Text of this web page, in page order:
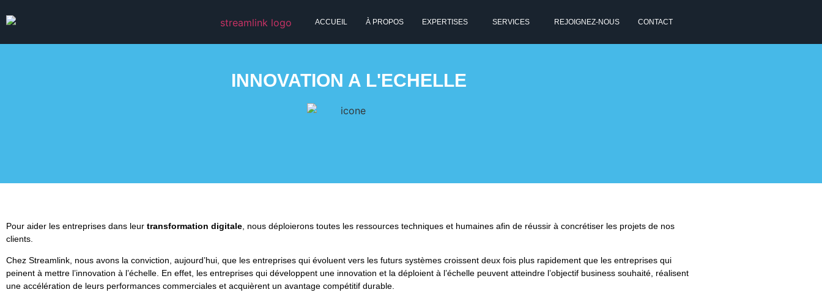
ACCUEIL À PROPOS EXPERTISES SERVICES REJOIGNEZ-NOUS CONTACT
INNOVATION A L'ECHELLE
Pour aider les entreprises dans leur transformation digitale , nous déploierons toutes les ressources techniques et humaines afin de réussir à concrétiser les projets de nos
clients.
Chez Streamlink, nous avons la conviction, aujourd’hui, que les entreprises qui évoluent vers les futurs systèmes croissent deux fois plus rapidement que les entreprises qui
peinent à mettre l’innovation à l’échelle. En effet, les entreprises qui développent une innovation et la déploient à l’échelle peuvent atteindre l’objectif business souhaité, réalisent
une accélération de leurs performances commerciales et acquièrent un avantage compétitif durable.